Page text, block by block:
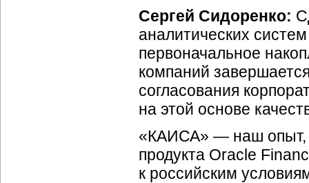
Сергей Сидоренко:
аналитических
первоначальное
компаний
согласования
на этой основе
«КАИСА» — наш опыт,
продукта Oracle
к российским